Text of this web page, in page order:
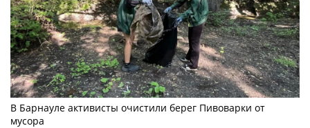
В Барнауле активисты очистили берег Пивоварки от
мусора